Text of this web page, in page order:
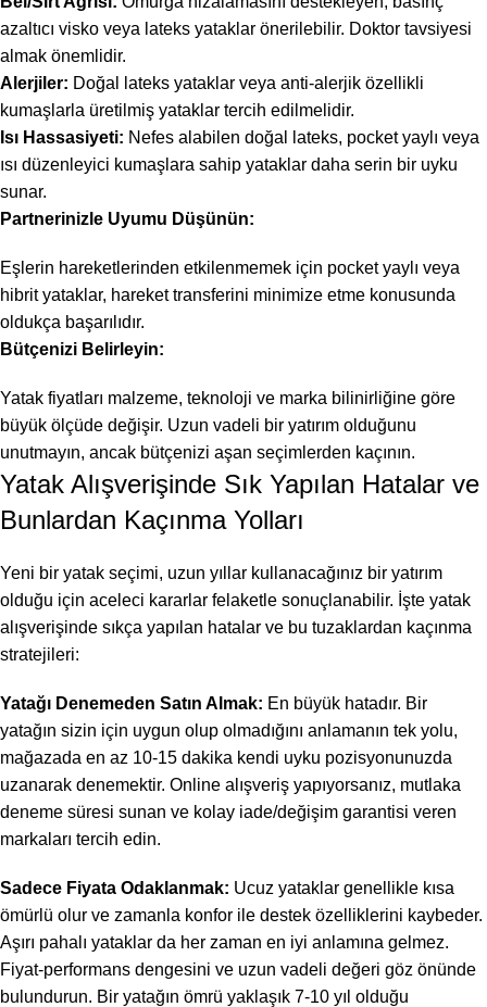
azaltıcı visko veya lateks yataklar önerilebilir. Doktor tavsiyesi
almak önemlidir.
Alerjiler: Doğal lateks yataklar veya anti-alerjik özellikli
kumaşlarla üretilmiş yataklar tercih edilmelidir.
Isı Hassasiyeti: Nefes alabilen doğal lateks, pocket yaylı veya
ısı düzenleyici kumaşlara sahip yataklar daha serin bir uyku
sunar.
Partnerinizle Uyumu Düşünün:
Eşlerin hareketlerinden etkilenmemek için pocket yaylı veya
hibrit yataklar, hareket transferini minimize etme konusunda
oldukça başarılıdır.
Bütçenizi Belirleyin:
Yatak fiyatları malzeme, teknoloji ve marka bilinirliğine göre
büyük ölçüde değişir. Uzun vadeli bir yatırım olduğunu
unutmayın, ancak bütçenizi aşan seçimlerden kaçının.
Yatak Alışverişinde Sık Yapılan Hatalar ve
Bunlardan Kaçınma Yolları
Yeni bir yatak seçimi, uzun yıllar kullanacağınız bir yatırım
olduğu için aceleci kararlar felaketle sonuçlanabilir. İşte yatak
alışverişinde sıkça yapılan hatalar ve bu tuzaklardan kaçınma
stratejileri:
Yatağı Denemeden Satın Almak: En büyük hatadır. Bir
yatağın sizin için uygun olup olmadığını anlamanın tek yolu,
mağazada en az 10-15 dakika kendi uyku pozisyonunuzda
uzanarak denemektir. Online alışveriş yapıyorsanız, mutlaka
deneme süresi sunan ve kolay iade/değişim garantisi veren
markaları tercih edin.
Sadece Fiyata Odaklanmak: Ucuz yataklar genellikle kısa
ömürlü olur ve zamanla konfor ile destek özelliklerini kaybeder.
Aşırı pahalı yataklar da her zaman en iyi anlamına gelmez.
Fiyat-performans dengesini ve uzun vadeli değeri göz önünde
bulundurun. Bir yatağın ömrü yaklaşık 7-10 yıl olduğu